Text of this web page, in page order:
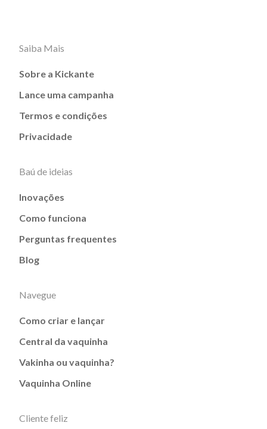
Saiba Mais
Sobre a Kickante
Lance uma campanha
Termos e condições
Privacidade
Baú de ideias
Inovações
Como funciona
Perguntas frequentes
Blog
Navegue
Como criar e lançar
Central da vaquinha
Vakinha ou vaquinha?
Vaquinha Online
Cliente feliz